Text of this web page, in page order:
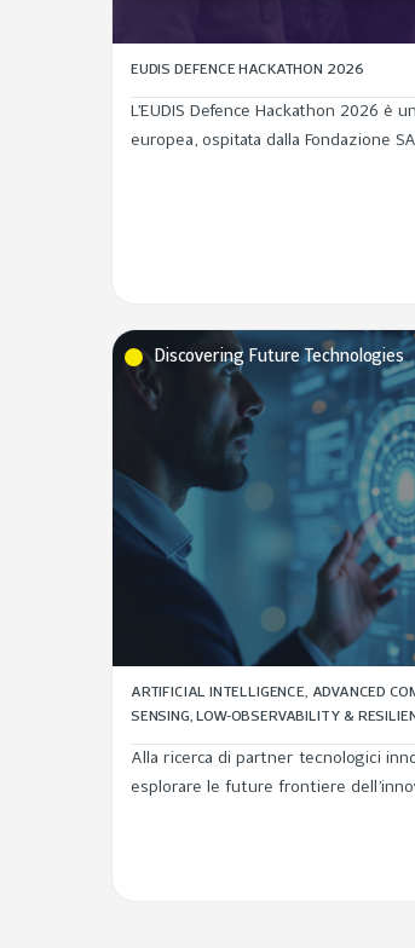
EUDIS DEFENCE HACKATHON 2026
L’EUDIS Defence Hackathon 2026 è
europea, ospitata dalla Fondazione
ARTIFICIAL INTELLIGENCE, ADVANCED
SENSING, LOW-OBSERVABILITY &
Alla ricerca di partner tecnologici
esplorare le future frontiere
intercettare competenze distintive,
Discovering Future Technologies